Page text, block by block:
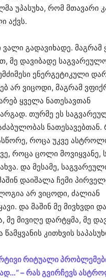
უპასუხა, რომ მთავარი
აქვს.
ვალი გადავიხადე. მაგრამ
მე დავიბადე
ენერგეტიკული
არ ვიცოდი, მაგრამ
ყველა ნათესავთან
თურმე ეს
ნათესავებთან.
როცა უკვე
როცა ცოლი მოვიყვანე,
და მესამე,
დაიშალა ჩემი
არ ვიცოდი, ძალიან
და მაშინ მე მივხვდი
მე მივიღე დარტყმა, მე
კითხვის
რიტუალი
– რას გვირჩევს